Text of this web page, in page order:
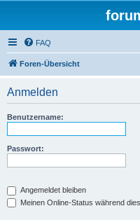
FAQ
Foren-Übersicht
Anmelden
Benutzername:
Passwort:
Angemeldet bleiben
Meinen Online-Status während